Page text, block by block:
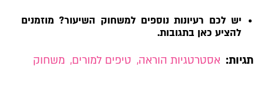
יש לכם רעיונות נוספים למשחוק השיעור? מוזמנים
להציע כאן בתגובות.
תגיות: אסטרטגיות הוראה, טיפים למורים, משחוק